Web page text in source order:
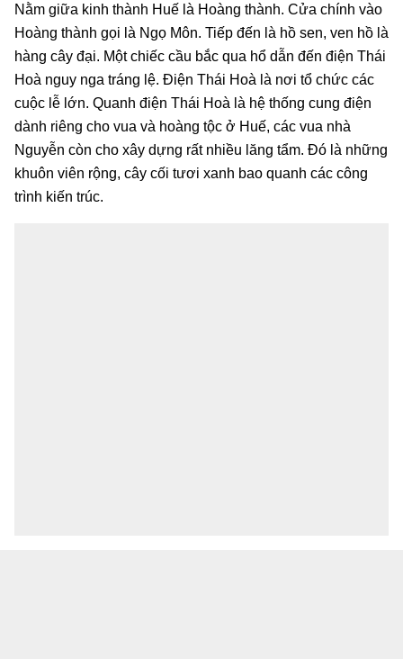
Nằm giữa kinh thành Huế là Hoàng thành. Cửa chính vào
Hoàng thành gọi là Ngọ Môn. Tiếp đến là hồ sen, ven hồ là
hàng cây đại. Một chiếc cầu bắc qua hổ dẫn đến điện Thái
Hoà nguy nga tráng lệ. Điện Thái Hoà là nơi tổ chức các
cuộc lễ lớn. Quanh điện Thái Hoà là hệ thống cung điện
dành riêng cho vua và hoàng tộc ở Huế, các vua nhà
Nguyễn còn cho xây dựng rất nhiều lăng tẩm. Đó là những
khuôn viên rộng, cây cối tươi xanh bao quanh các công
trình kiến trúc.